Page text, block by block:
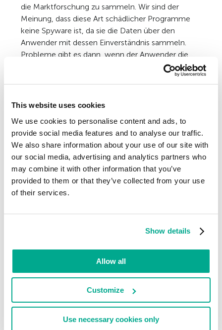
This website uses cookies
We use cookies to personalise content and ads, to
provide social media features and to analyse our traffic.
We also share information about your use of our site with
our social media, advertising and analytics partners who
may combine it with other information that you’ve
provided to them or that they’ve collected from your use
of their services.
Show details
Allow all
Customize
Use necessary cookies only
die Marktforschung zu sammeln. Wir sind der
Meinung, dass diese Art schädlicher Programme
keine Spyware ist, da sie die Daten über den
Anwender mit dessen Einverständnis sammeln.
Probleme gibt es dann, wenn der Anwender die
Lizenzbedingungen nicht genau liest, in denen die
Erlaubnis zum Datensammeln oft nebenbei anstatt
Hersteller solcher Programme die
der Anwender wird damit eigentlich vorgewarnt,
dass seine Daten gesammelt werden.
Jedes schädliche Programm, das Aktionen
durchführt, die in die Kategorie Spyware fallen,
werden von Kaspersky Lab eindeutig als schädlich
(nicht Adware/Riskware!) gekennzeichnet und in
Die Kategorie Ransomware bezeichnet
blockieren oder die Arbeit des Computers stören.
Sie werden ohne Zustimmung des Anwenders
installiert und die Cyberkriminellen verwenden sie,
um Lösegeld zu erpressen.